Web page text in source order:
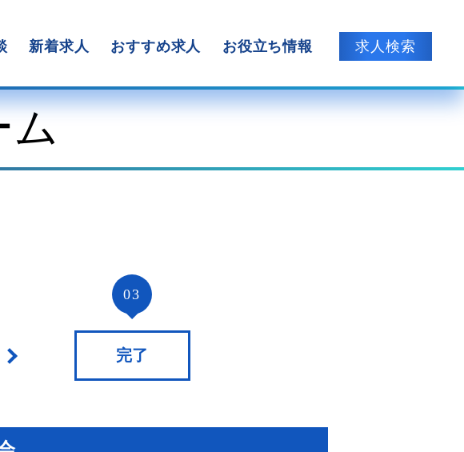
新着求人 おすすめ求人 お役立ち情報 求人検索
ム
03
完了